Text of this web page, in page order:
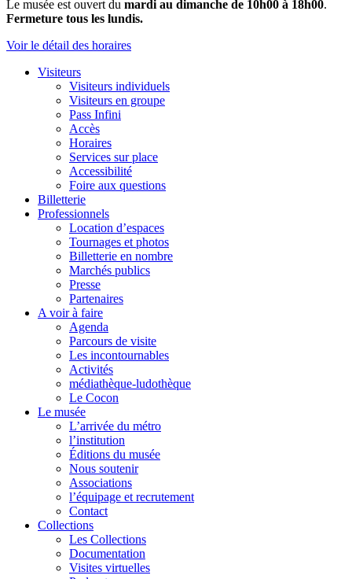
Le musée est ouvert du mardi au dimanche de 10h00 à 18h00.
Fermeture tous les lundis.
Voir le détail des horaires
Visiteurs
Visiteurs individuels
Visiteurs en groupe
Pass Infini
Accès
Horaires
Services sur place
Accessibilité
Foire aux questions
Billetterie
Professionnels
Location d’espaces
Tournages et photos
Billetterie en nombre
Marchés publics
Presse
Partenaires
A voir à faire
Agenda
Parcours de visite
Les incontournables
Activités
médiathèque-ludothèque
Le Cocon
Le musée
L’arrivée du métro
l’institution
Éditions du musée
Nous soutenir
Associations
l’équipage et recrutement
Contact
Collections
Les Collections
Documentation
Visites virtuelles